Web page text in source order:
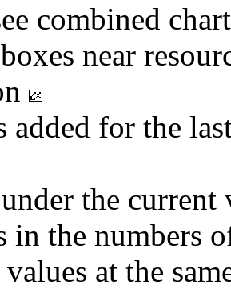
combined
near
added for the
the
in the numbers
at the